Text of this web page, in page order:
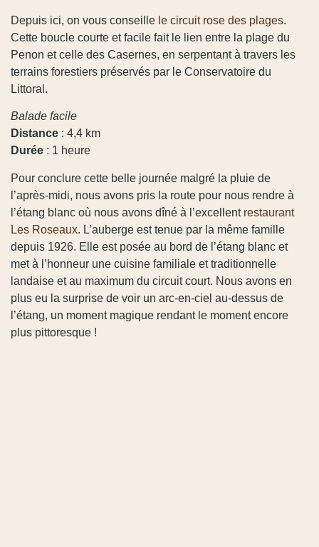
Depuis ici, on vous conseille le circuit rose des plages.
Cette boucle courte et facile fait le lien entre la plage du
Penon et celle des Casernes, en serpentant à travers les
terrains forestiers préservés par le Conservatoire du
Littoral.
Balade facile
Distance : 4,4 km
Durée : 1 heure
Pour conclure cette belle journée malgré la pluie de
l’après-midi, nous avons pris la route pour nous rendre à
l’étang blanc où nous avons dîné à l’excellent restaurant
Les Roseaux. L’auberge est tenue par la même famille
depuis 1926. Elle est posée au bord de l’étang blanc et
met à l’honneur une cuisine familiale et traditionnelle
landaise et au maximum du circuit court. Nous avons en
plus eu la surprise de voir un arc-en-ciel au-dessus de
l’étang, un moment magique rendant le moment encore
plus pittoresque !